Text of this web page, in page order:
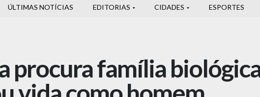
ÚLTIMAS NOTÍCIAS EDITORIAS CIDADES ESPORTES
procura família